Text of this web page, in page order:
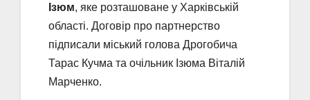
Ізюм, яке розташоване у Харківській
області. Договір про партнерство
підписали міський голова Дрогобича
Тарас Кучма та очільник Ізюма Віталій
Марченко.